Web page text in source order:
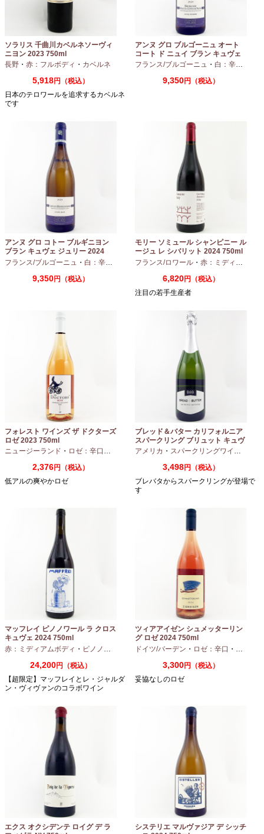
ソラリス 千曲川カベルネソーヴィ
ニヨン 2023 750ml
長野 ・ 赤：フルボディ ・ カベルネ
5,918円（税込）
日本のテロワールを追求するカベルネ
です
アンヌ グロ ブルゴーニュ オート
コート ド ニュイ ブラン キュヴェ
マリーヌ 2024 750ml
フランス/ブルゴーニュ ・ 白：辛口
9,350円（税込）
アンヌ グロ コトー ブルギニヨン
ブラン キュヴェ ジュリー 2024
フランス/ブルゴーニュ ・ 白：辛口 シャルドネ
9,350円（税込）
モリー ソミュール シャンピニー ル
ージュ レ シバリット 2024 750ml
フランス/ロワール ・ 赤：ミディアムボディ
6,820円（税込）
注目の若手生産者
フォレスト ワインズ ザ ドクターズ
ロゼ 2023 750ml
ニュージーランド ・ ロゼ：辛口 ・ ピノノワール
2,376円（税込）
低アルの爽やかロゼ
ブレッド＆バター カリフォルニア
スパークリング ブリュット キュヴ
ェ NV 750ml
アメリカ ・ スパークリングワイン
3,498円（税込）
ブレバタからスパークリングが登場で
す
マッフレイ ピノノワール ラ クロス
キュヴェ 2024 750ml
赤：ミディアムボディ ・ ピノノワール
24,200円（税込）
【超限定】マッフレイとレ・ジャルダ
ン・ヴィヴァンのコラボワイン
ツィアアイゼン シュメッターリン
グ ロゼ 2024 750ml
ドイツ/バーデン ・ ロゼ：辛口 ・ ピノノ
3,300円（税込）
妥協なしのロゼ
エクス オクシデンテ ロイグ デ ラ
システリエ マルヴァジア デ シッチ